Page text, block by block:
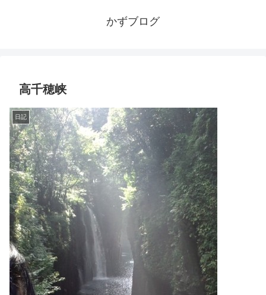
かずブログ
高千穂峡
日記